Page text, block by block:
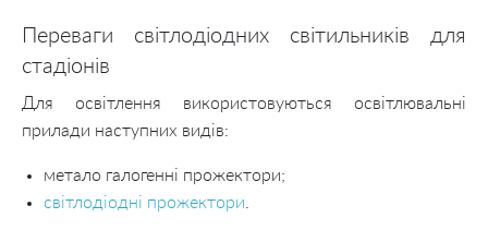
Переваги світлодіодних світильників для
стадіонів
Для освітлення використовуються освітлювальні
прилади наступних видів:
метало галогенні прожектори;
світлодіодні прожектори